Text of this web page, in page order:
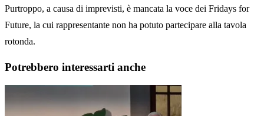
Purtroppo, a causa di imprevisti, è mancata la voce dei Fridays for
Future, la cui rappresentante non ha potuto partecipare alla tavola
rotonda.
Potrebbero interessarti anche